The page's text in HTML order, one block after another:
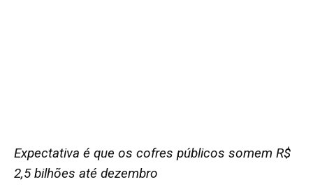
Expectativa é que os cofres públicos somem R$
2,5 bilhões até dezembro